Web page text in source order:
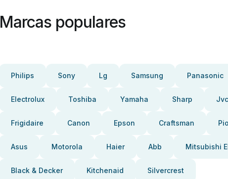
Marcas populares
Philips Sony Lg Samsung Panasonic
Electrolux Toshiba Yamaha Sharp Jvc
Frigidaire Canon Epson Craftsman
Asus Motorola Haier Abb Mitsubishi
Black & Decker Kitchenaid Silvercrest